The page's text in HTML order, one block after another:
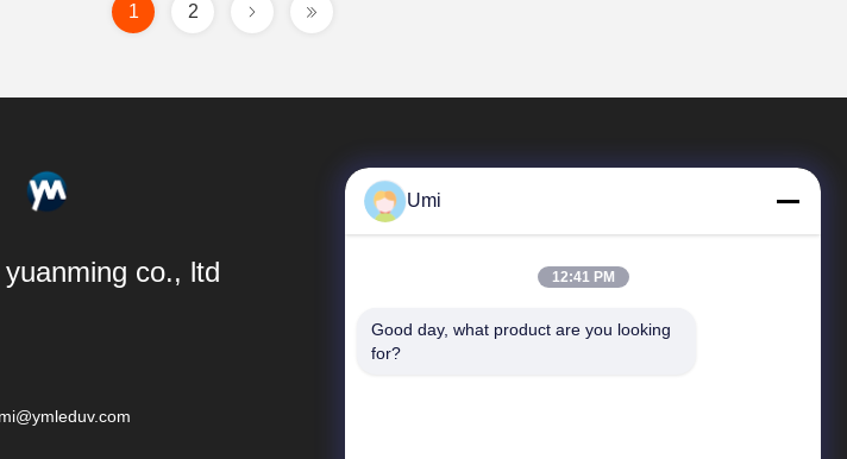
1 2
co., ltd
빠른 연결
Umi
12:41 PM
Good day, what product are you looking
for?